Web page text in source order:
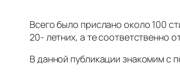
Всего было прислано около 100
20- летних, а те соответственно
В данной публикации знакомим с